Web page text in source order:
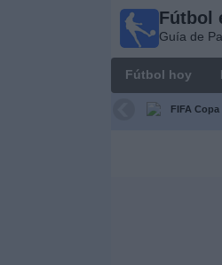
Fútbol
Guía de
Fútbol hoy
FIFA
Paraguay